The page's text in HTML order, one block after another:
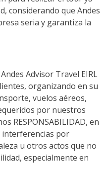
considerando que Andes
seria y garantiza la
Advisor Travel EIRL
organizando en su
vuelos aéreos,
por nuestros
RESPONSABILIDAD, en
interferencias por
u otros actos que no
especialmente en